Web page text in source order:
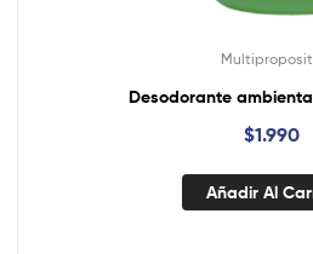
Desodorante
$1.990
Añadir Al